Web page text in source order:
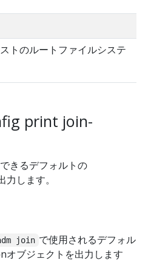
トのルートファイルシステ
print join-
きるデフォルトの
します。
join で使用されるデフォル
オブジェクトを出力します